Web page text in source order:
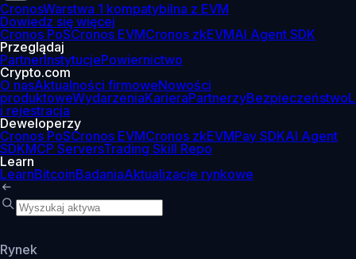
CronosWarstwa 1 kompatybilna z EVM
Dowiedz się więcej
Cronos PoSCronos EVMCronos zkEVMAI Agent SDK
Przeglądaj
PartnerInstytucjePowiernictwo
Crypto.com
O nasAktualności firmoweNowości
produktoweWydarzeniaKarieraPartnerzyBezpieczeństwo
i rejestracja
Deweloperzy
Cronos PoSCronos EVMCronos zkEVMPay SDKAI Agent
SDKMCP ServersTrading Skill Repo
Learn
LearnBitcoinBadaniaAktualizacje rynkowe
Rynek